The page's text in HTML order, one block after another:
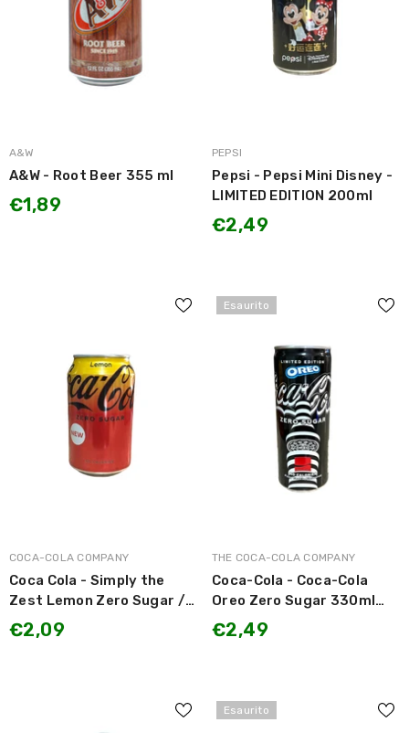
MARCA:
A&W
A&W - Root Beer 355 ml
€1,89
MARCA:
PEPSI
Pepsi - Pepsi Mini Disney -
LIMITED EDITION 200ml
€2,49
MARCA:
COCA-COLA COMPANY
Coca Cola - Simply the
Zest Lemon Zero Sugar /
Coca Cola gusto Limone
Zero Zuccheri 330ml
€2,09
Esaurito
MARCA:
THE COCA-COLA COMPANY
Coca-Cola - Coca-Cola
Oreo Zero Sugar 330ml
LIMITED EDITION
€2,49
Esaurito